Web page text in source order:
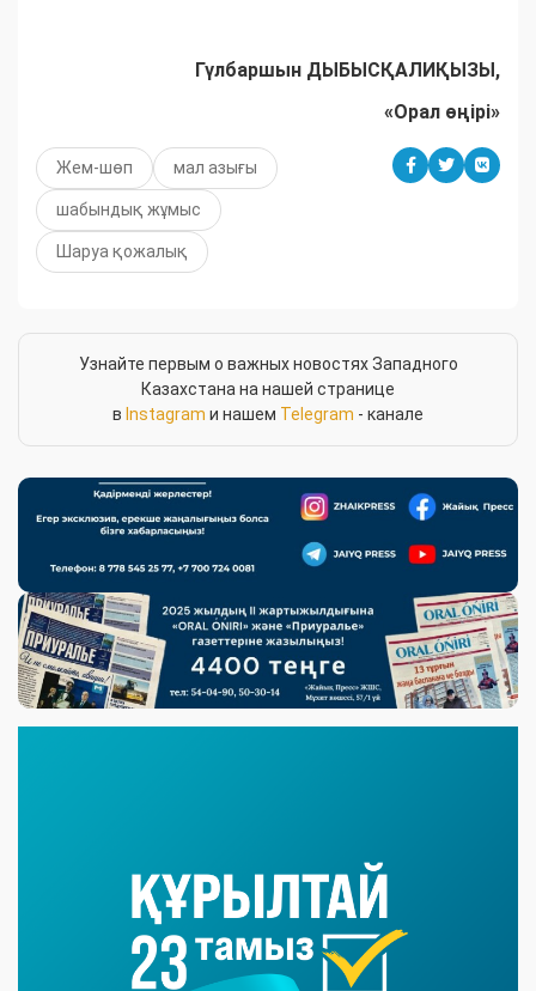
Гүлбаршын ДЫБЫСҚАЛИҚЫЗЫ,
«Орал өңірі»
Жем-шөп мал азығы
шабындық жұмыс
Шаруа қожалық
Узнайте первым о важных новостях Западного
Казахстана на нашей странице
в Instagram и нашем Telegram - канале